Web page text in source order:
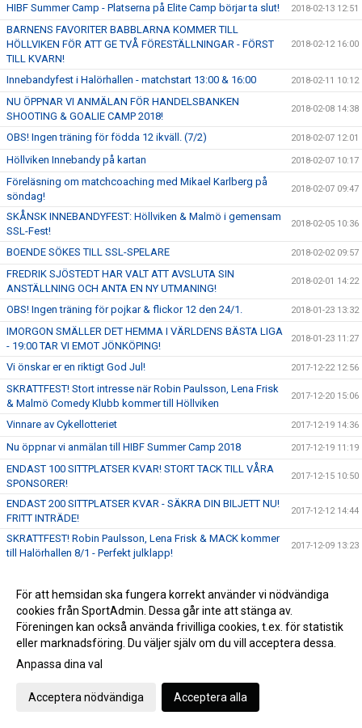
HIBF Summer Camp - Platserna på Elite Camp börjar ta slut! 2018-02-13 12:51
BARNENS FAVORITER BABBLARNA KOMMER TILL
HÖLLVIKEN FÖR ATT GE TVÅ FÖRESTÄLLNINGAR - FÖRST
TILL KVARN!
2018-02-12 16:00
Innebandyfest i Halörhallen - matchstart 13:00 & 16:00 2018-02-11 10:12
NU ÖPPNAR VI ANMÄLAN FÖR HANDELSBANKEN
SHOOTING & GOALIE CAMP 2018!
2018-02-08 14:38
OBS! Ingen träning för födda 12 ikväll. (7/2) 2018-02-07 12:01
Höllviken Innebandy på kartan 2018-02-07 10:17
Föreläsning om matchcoaching med Mikael Karlberg på
söndag!
2018-02-07 09:47
SKÅNSK INNEBANDYFEST: Höllviken & Malmö i gemensam
SSL-Fest!
2018-02-05 10:36
BOENDE SÖKES TILL SSL-SPELARE 2018-02-02 09:57
FREDRIK SJÖSTEDT HAR VALT ATT AVSLUTA SIN
ANSTÄLLNING OCH ANTA EN NY UTMANING!
2018-02-01 14:22
OBS! Ingen träning för pojkar & flickor 12 den 24/1. 2018-01-23 13:32
IMORGON SMÄLLER DET HEMMA I VÄRLDENS BÄSTA LIGA
- 19:00 TAR VI EMOT JÖNKÖPING!
2018-01-23 11:27
Vi önskar er en riktigt God Jul! 2017-12-22 12:56
SKRATTFEST! Stort intresse när Robin Paulsson, Lena Frisk
& Malmö Comedy Klubb kommer till Höllviken
2017-12-20 15:06
Vinnare av Cykellotteriet 2017-12-19 14:36
Nu öppnar vi anmälan till HIBF Summer Camp 2018 2017-12-19 11:19
ENDAST 100 SITTPLATSER KVAR! STORT TACK TILL VÅRA
SPONSORER!
2017-12-15 10:50
ENDAST 200 SITTPLATSER KVAR - SÄKRA DIN BILJETT NU!
FRITT INTRÄDE!
2017-12-12 14:44
SKRATTFEST! Robin Paulsson, Lena Frisk & MACK kommer
till Halörhallen 8/1 - Perfekt julklapp!
2017-12-09 13:23
Växjö Vipers den 17 December!
Gameday - Skånederby i världens bästa liga - 16:00 i
Halörhallen
2017-12-03 09:49
Ta del av fantastiska erbjudanden hos välkända webbutiker
samtidigt som du stöttar föreningen!
2017-12-01 15:32
Fabian Hansson på dubbellicens till Malmö FBC
För att hemsidan ska fungera korrekt använder vi nödvändiga
cookies från SportAdmin. Dessa går inte att stänga av.
Föreningen kan också använda frivilliga cookies, t.ex. för statistik
eller marknadsföring. Du väljer själv om du vill acceptera dessa.
Anpassa dina val
Acceptera nödvändiga Acceptera alla